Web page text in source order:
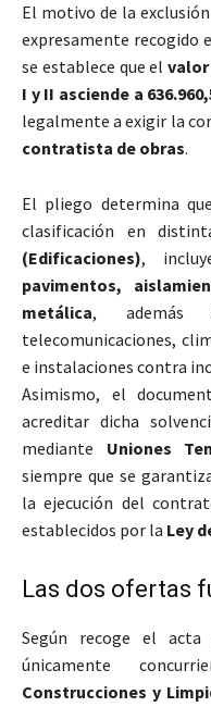
El motivo de la
expresamente recogido
se establece que el
I y II asciende a
legalmente a exigir la
contratista de obras.
El pliego determina
clasificación en
(Edificaciones),
pavimentos,
metálica, además
telecomunicaciones,
e instalaciones contra
Asimismo, el
acreditar dicha
mediante Uniones
siempre que se
la ejecución del
establecidos por la Ley
Las dos ofertas
Según recoge el
únicamente
Construcciones y